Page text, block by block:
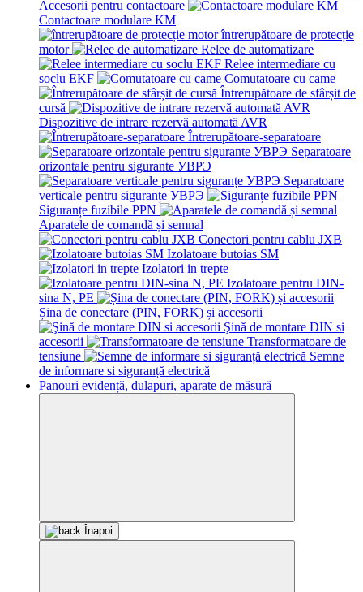
Accesorii pentru contactoare
Contactoare modulare KM
întrerupătoare de protecție
motor
Relee de automatizare
Relee intermediare cu
soclu EKF
Comutatoare cu came
Întrerupătoare de sfârșit de
cursă
Dispozitive de intrare rezervă automată AVR
Întrerupătoare-separatoare
Separatoare
orizontale pentru sigurante УВРЭ
Separatoare
verticale pentru siguranțe УВРЭ
Siguranțe fuzibile PPN
Aparatele de comandă și semnal
Conectori pentru cablu JXB
Izolatoare butoias SM
Izolatori in trepte
Izolatoare pentru DIN-
sina N, PE
Șina de conectare (PIN, FORK) și accesorii
Şină de montare DIN si
accesorii
Transformatoare de
tensiune
Semne
de informare si siguranță electrică
Panouri evidență, dulapuri, aparate de măsură
Înapoi